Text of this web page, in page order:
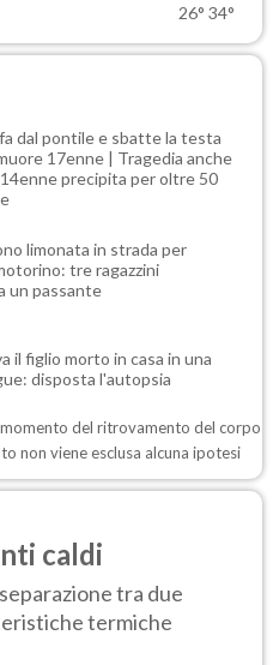
26° 34°
dal pontile e sbatte la testa
17enne | Tragedia anche
precipita per oltre 50
limonata in strada per
tre ragazzini
un passante
il figlio morto in casa in una
disposta l'autopsia
del ritrovamento del corpo
non viene esclusa alcuna ipotesi
caldi
tra due
termiche